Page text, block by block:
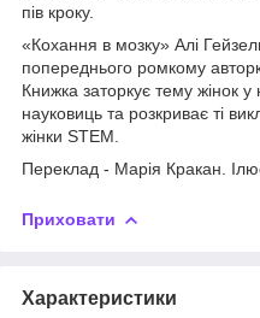
пів кроку.
«Кохання в мозку» Алі
попереднього ромкому
Книжка заторкує тему жінок у
науковиць та розкриває ті
жінки STEM.
Переклад - Марія Кракан.
Приховати
Характеристики